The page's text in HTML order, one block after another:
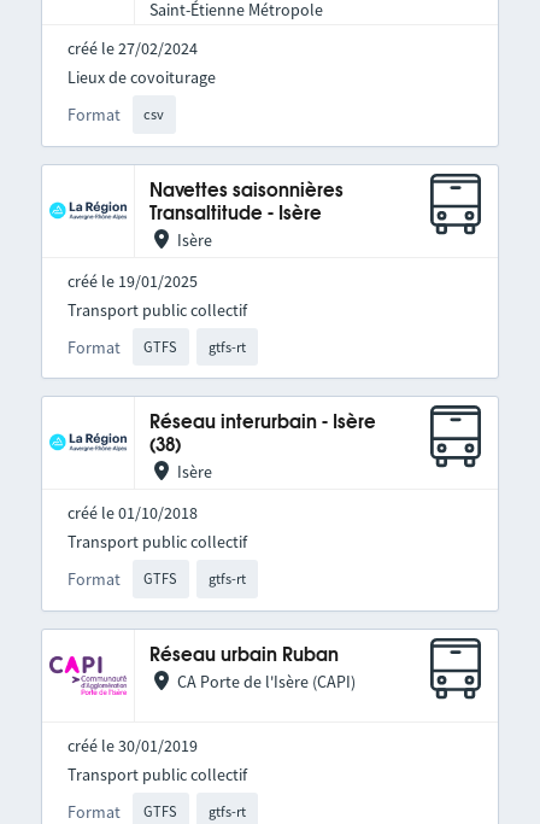
Saint-Étienne Métropole
créé le 27/02/2024
Format csv
Lieux de covoiturage
Navettes saisonnières
Transaltitude - Isère
Isère
créé le 19/01/2025
Format GTFS gtfs-rt
Transport public collectif
Réseau interurbain - Isère
(38)
Isère
créé le 01/10/2018
Format GTFS gtfs-rt
Transport public collectif
Réseau urbain Ruban
CA Porte de l'Isère (CAPI)
créé le 30/01/2019
Format GTFS gtfs-rt
Transport public collectif